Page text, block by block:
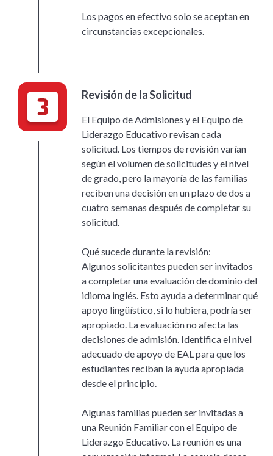
Los pagos en efectivo solo se aceptan en
circunstancias excepcionales.
Revisión de la Solicitud
El Equipo de Admisiones y el Equipo de
Liderazgo Educativo revisan cada
solicitud. Los tiempos de revisión varían
según el volumen de solicitudes y el nivel
de grado, pero la mayoría de las familias
reciben una decisión en un plazo de dos a
cuatro semanas después de completar su
solicitud.
Qué sucede durante la revisión:
Algunos solicitantes pueden ser invitados
a completar una evaluación de dominio del
idioma inglés. Esto ayuda a determinar qué
apoyo lingüístico, si lo hubiera, podría ser
apropiado. La evaluación no afecta las
decisiones de admisión. Identifica el nivel
adecuado de apoyo de EAL para que los
estudiantes reciban la ayuda apropiada
desde el principio.
Algunas familias pueden ser invitadas a
una Reunión Familiar con el Equipo de
Liderazgo Educativo. La reunión es una